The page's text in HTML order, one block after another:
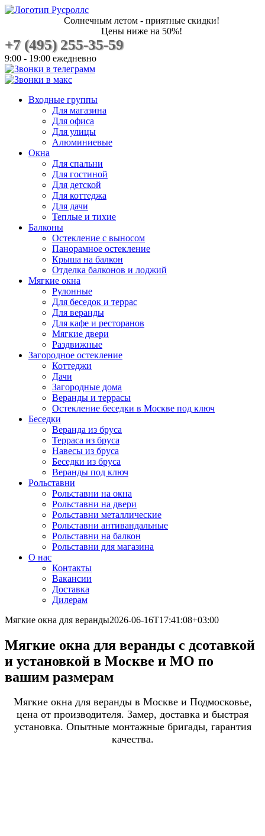
Солнечным летом - приятные скидки!
Цены ниже на 50%!
+7 (495) 255-35-59
9:00 - 19:00 ежедневно
Входные группы
Для магазина
Для офиса
Для улицы
Алюминиевые
Окна
Для спальни
Для гостиной
Для детской
Для коттеджа
Для дачи
Теплые и тихие
Балконы
Остекление с выносом
Панорамное остекление
Крыша на балкон
Отделка балконов и лоджий
Мягкие окна
Рулонные
Для беседок и террас
Для веранды
Для кафе и ресторанов
Мягкие двери
Раздвижные
Загородное остекление
Коттеджи
Дачи
Загородные дома
Веранды и террасы
Остекление беседки в Москве под ключ
Беседки
Веранда из бруса
Терраса из бруса
Навесы из бруса
Беседки из бруса
Веранды под ключ
Рольставни
Рольставни на окна
Рольставни на двери
Рольставни металлические
Рольставни антивандальные
Рольставни на балкон
Рольставни для магазина
О нас
Контакты
Вакансии
Доставка
Дилерам
Мягкие окна для веранды2026-06-16T17:41:08+03:00
Мягкие окна для веранды с дсотавкой
и установкой в Москве и МО по
вашим размерам
Мягкие окна для веранды в Москве и Подмосковье,
цена от производителя. Замер, доставка и быстрая
установка. Опытные монтажные бригады, гарантия
качества.